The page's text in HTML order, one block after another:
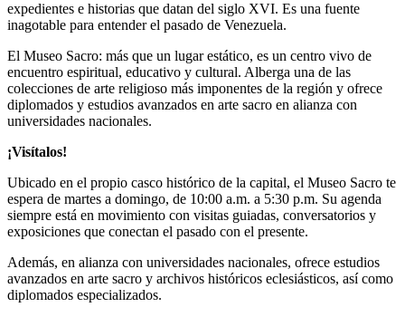
expedientes e historias que datan del siglo XVI. Es una fuente
inagotable para entender el pasado de Venezuela.
El Museo Sacro: más que un lugar estático, es un centro vivo de
encuentro espiritual, educativo y cultural. Alberga una de las
colecciones de arte religioso más imponentes de la región y ofrece
diplomados y estudios avanzados en arte sacro en alianza con
universidades nacionales.
¡Visítalos!
Ubicado en el propio casco histórico de la capital, el Museo Sacro te
espera de martes a domingo, de 10:00 a.m. a 5:30 p.m. Su agenda
siempre está en movimiento con visitas guiadas, conversatorios y
exposiciones que conectan el pasado con el presente.
Además, en alianza con universidades nacionales, ofrece estudios
avanzados en arte sacro y archivos históricos eclesiásticos, así como
diplomados especializados.